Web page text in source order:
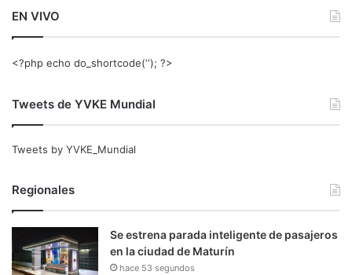
EN VIVO
<?php echo do_shortcode(‘‘); ?>
Tweets de YVKE Mundial
Tweets by YVKE_Mundial
Regionales
Se estrena parada inteligente de pasajeros
en la ciudad de Maturín
hace 53 segundos